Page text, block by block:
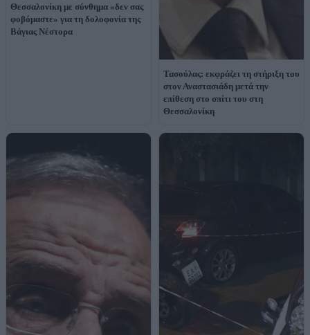
Θεσσαλονίκη με σύνθημα «δεν σας
φοβόμαστε» για τη δολοφονία της
Βάγιας Νέστορα
Τασούλας: εκφράζει τη στήριξη του
στον Αναστασιάδη μετά την
επίθεση στο σπίτι του στη
Θεσσαλονίκη